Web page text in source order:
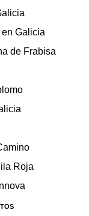
Galicia
de Frabisa
Roja